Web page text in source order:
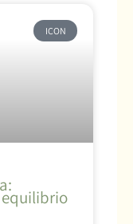
ICON